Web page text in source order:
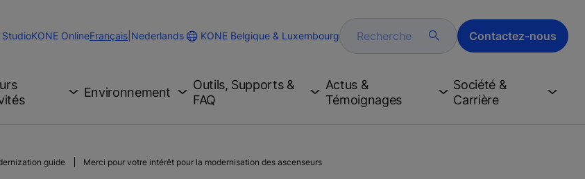
StudioKONE OnlineChange
Français Nederlands KONE Belgique & Luxembourg Recherche Contactez-nous
Environnement
Outils, Supports &
FAQ
Actus &
Témoignages
Société &
Carrière
guide Merci pour votre intérêt pour la modernisation des ascenseurs